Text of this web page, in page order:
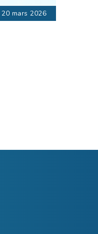
20 mars 2026